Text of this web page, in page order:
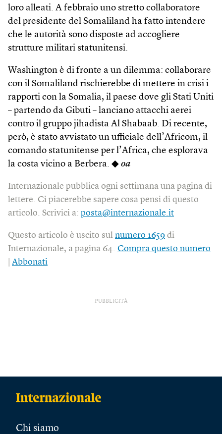
loro alleati. A febbraio uno stretto collaboratore
del presidente del Somaliland ha fatto intendere
che le autorità sono disposte ad accogliere
strutture militari statunitensi.
Washington è di fronte a un dilemma: collaborare
con il Somaliland rischierebbe di mettere in crisi i
rapporti con la Somalia, il paese dove gli Stati Uniti
– partendo da Gibuti – lanciano attacchi aerei
contro il gruppo jihadista Al Shabaab. Di recente,
però, è stato avvistato un ufficiale dell’Africom, il
comando statunitense per l’Africa, che esplorava
la costa vicino a Berbera. ◆ oa
Internazionale pubblica ogni settimana una pagina di
lettere. Ci piacerebbe sapere cosa pensi di questo
articolo. Scrivici a: posta@internazionale.it
Questo articolo è uscito sul numero 1659 di
Internazionale, a pagina 64. Compra questo numero
Abbonati
PUBBLICITÀ
Chi siamo